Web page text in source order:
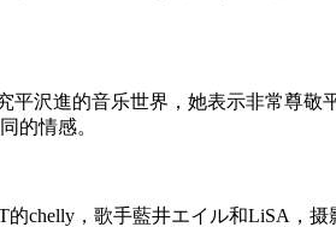
沢進的音乐世界，她表示非常尊敬
的情感。
chelly，歌手藍井エイル和LiSA，